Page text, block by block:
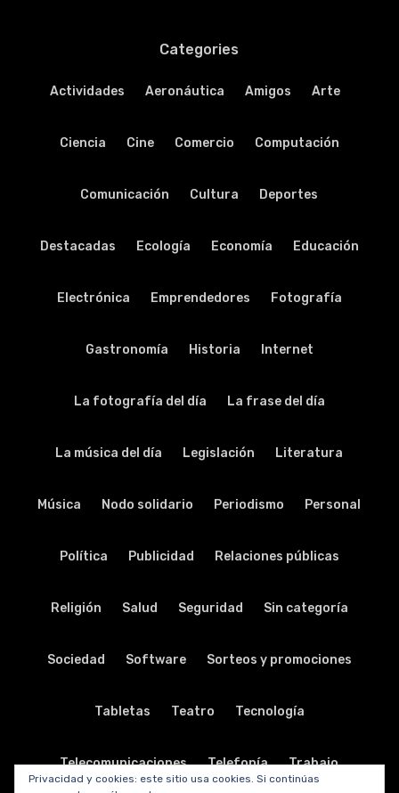
Categories
Actividades Aeronáutica Amigos Arte
Ciencia Cine Comercio Computación
Comunicación Cultura Deportes
Destacadas Ecología Economía Educación
Electrónica Emprendedores Fotografía
Gastronomía Historia Internet
La fotografía del día La frase del día
La música del día Legislación Literatura
Música Nodo solidario Periodismo Personal
Política Publicidad Relaciones públicas
Religión Salud Seguridad Sin categoría
Sociedad Software Sorteos y promociones
Tabletas Teatro Tecnología
Telecomunicaciones Telefonía Trabajo
Privacidad y cookies: este sitio usa cookies. Si continúas